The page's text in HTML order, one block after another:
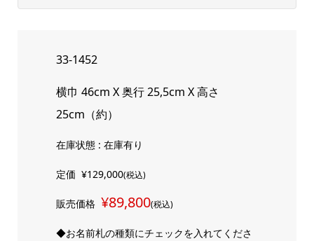
33-1452
横巾 46cm X 奥行 25,5cm X 高さ
25cm（約）
在庫状態 : 在庫有り
定価 ¥129,000(税込)
販売価格 ¥89,800(税込)
◆お名前札の種類にチェックを入れてくださ